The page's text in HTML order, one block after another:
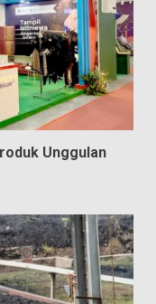
Unggulan